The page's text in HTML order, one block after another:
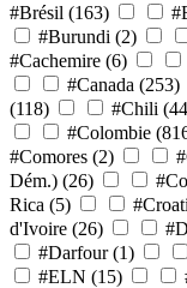
#Brésil (163)
#Burundi (2)
#Cachemire (6)
#Canada (253)
(118)
#Chili
#Colombie
#Comores (2)
Dém.) (26)
Rica (5)
d'Ivoire (26)
#Darfour (1)
#ELN (15)